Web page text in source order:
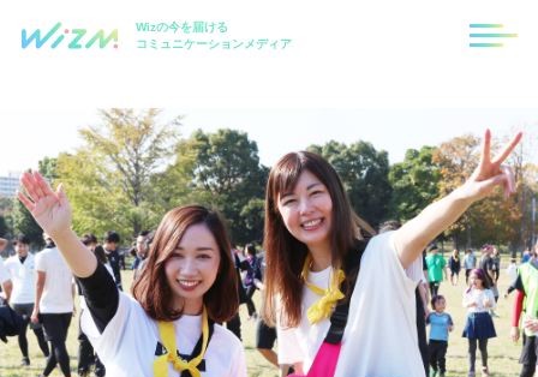
Wizの今を届ける
コミュニケーションメディア